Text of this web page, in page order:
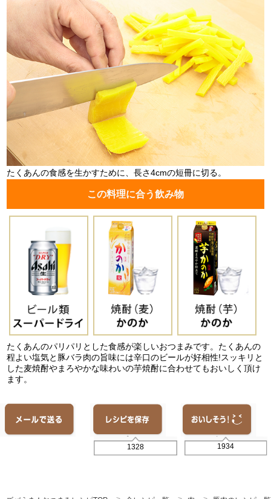
たくあんの食感を生かすために、長さ4cmの短冊に切る。
この料理に合う飲み物
たくあんのパリパリとした食感が楽しいおつまみです。たくあんの
程よい塩気と豚バラ肉の旨味には辛口のビールが好相性!スッキリと
した麦焼酎やまろやかな味わいの芋焼酎に合わせてもおいしく頂け
ます。
1328 1934